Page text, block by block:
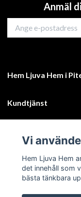
Anmäl
Hem Ljuva Hem i
Kundtjänst
Sociala medier
Vi
Hem Ljuva Hem
det innehåll som
bästa tänkbara